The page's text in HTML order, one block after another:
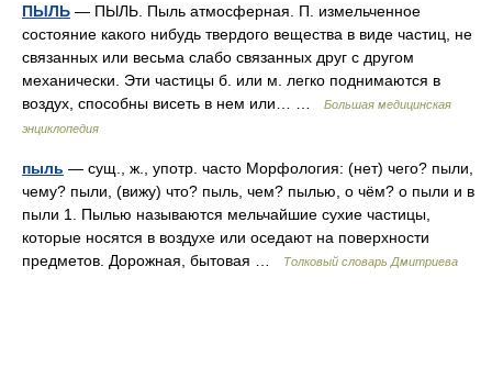
ПЫЛЬ — ПЫЛЬ. Пыль атмосферная. П. измельченное
состояние какого нибудь твердого вещества в виде частиц, не
связанных или весьма слабо связанных друг с другом
механически. Эти частицы б. или м. легко поднимаются в
воздух, способны висеть в нем или… …
Большая медицинская
энциклопедия
пыль — сущ., ж., употр. часто Морфология: (нет) чего? пыли,
чему? пыли, (вижу) что? пыль, чем? пылью, о чём? о пыли и в
пыли 1. Пылью называются мельчайшие сухие частицы,
которые носятся в воздухе или оседают на поверхности
предметов. Дорожная, бытовая …
Толковый словарь Дмитриева